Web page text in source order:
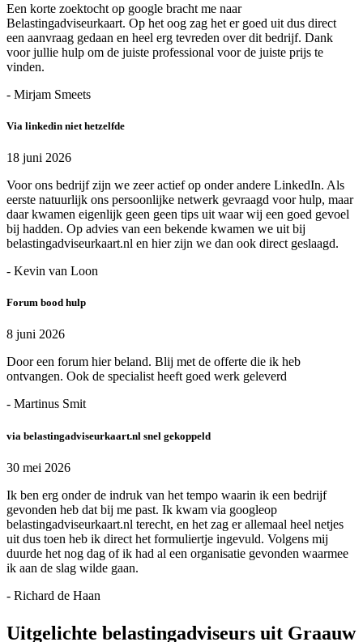
Een korte zoektocht op google bracht me naar
Belastingadviseurkaart. Op het oog zag het er goed uit dus direct
een aanvraag gedaan en heel erg tevreden over dit bedrijf. Dank
voor jullie hulp om de juiste professional voor de juiste prijs te
vinden.
- Mirjam Smeets
Via linkedin niet hetzelfde
18 juni 2026
Voor ons bedrijf zijn we zeer actief op onder andere LinkedIn. Als
eerste natuurlijk ons persoonlijke netwerk gevraagd voor hulp, maar
daar kwamen eigenlijk geen geen tips uit waar wij een goed gevoel
bij hadden. Op advies van een bekende kwamen we uit bij
belastingadviseurkaart.nl en hier zijn we dan ook direct geslaagd.
- Kevin van Loon
Forum bood hulp
8 juni 2026
Door een forum hier beland. Blij met de offerte die ik heb
ontvangen. Ook de specialist heeft goed werk geleverd
- Martinus Smit
via belastingadviseurkaart.nl snel gekoppeld
30 mei 2026
Ik ben erg onder de indruk van het tempo waarin ik een bedrijf
gevonden heb dat bij me past. Ik kwam via googleop
belastingadviseurkaart.nl terecht, en het zag er allemaal heel netjes
uit dus toen heb ik direct het formuliertje ingevuld. Volgens mij
duurde het nog dag of ik had al een organisatie gevonden waarmee
ik aan de slag wilde gaan.
- Richard de Haan
Uitgelichte belastingadviseurs uit Graauw